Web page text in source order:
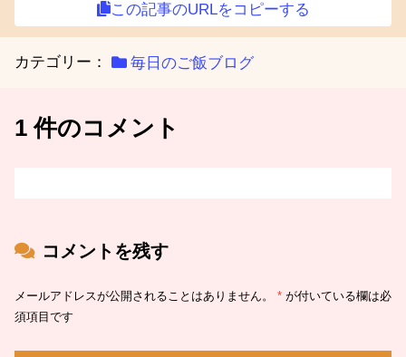
この記事のURLをコピーする
カテゴリー： 毎日のご飯ブログ
1 件のコメント
コメントを残す
メールアドレスが公開されることはありません。 * が付いている欄は必
須項目です